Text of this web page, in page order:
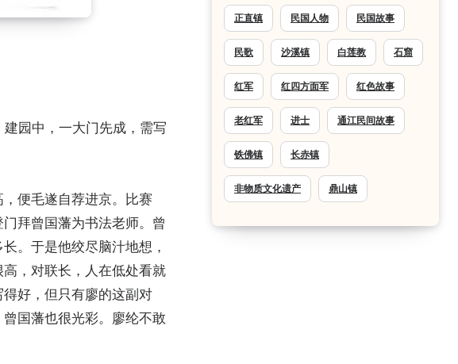
园中，一大门先成，需写
便毛遂自荐进京。比赛
拜曾国藩为书法老师。曾
。于是他绞尽脑汁地想，
，对联长，人在低处看就
好，但只有廖的这副对
国藩也很光彩。廖纶不敢
正直镇 民国人物 民国故事
民歌 沙溪镇 白莲教 石窟
红军 红四方面军 红色故事
老红军 进士 通江民间故事
铁佛镇 长赤镇
非物质文化遗产 鼎山镇